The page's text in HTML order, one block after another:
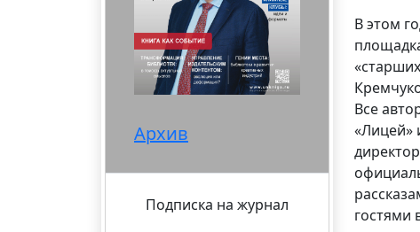
Архив
Подписка на журнал
В этом
Все
«Лицей»
гостями